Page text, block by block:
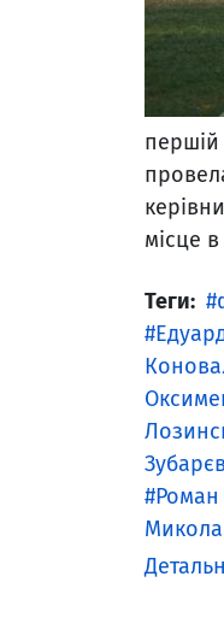
першій
місце
Теги:
Зубарєв
Микола